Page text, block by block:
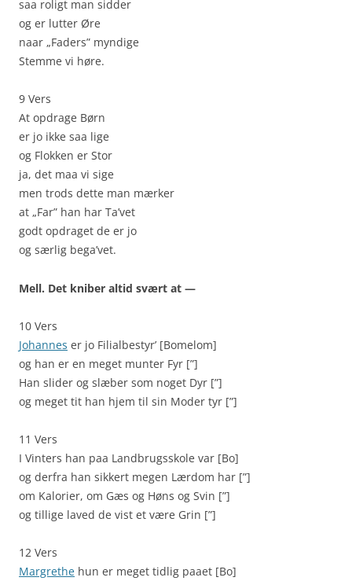
saa roligt man sidder
og er lutter Øre
naar „Faders” myndige
Stemme vi høre.
9 Vers
At opdrage Børn
er jo ikke saa lige
og Flokken er Stor
ja, det maa vi sige
men trods dette man mærker
at „Far” han har Ta’vet
godt opdraget de er jo
og særlig bega’vet.
Mell. Det kniber altid svært at —
10 Vers
Johannes er jo Filialbestyr’ [Bomelom]
og han er en meget munter Fyr [”]
Han slider og slæber som noget Dyr [”]
og meget tit han hjem til sin Moder tyr [”]
11 Vers
I Vinters han paa Landbrugsskole var [Bo]
og derfra han sikkert megen Lærdom har [”]
om Kalorier, om Gæs og Høns og Svin [”]
og tillige laved de vist et være Grin [”]
12 Vers
Margrethe hun er meget tidlig paaet [Bo]